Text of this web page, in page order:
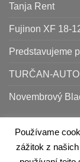
Tanja Rent
Fujinon XF 18-
Predstavujeme
TURČAN-
Novembrový
Používame
zážitok z